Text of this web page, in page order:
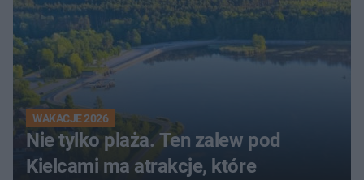
WAKACJE 2026
Nie tylko plaża. Ten zalew pod
Kielcami ma atrakcje, które